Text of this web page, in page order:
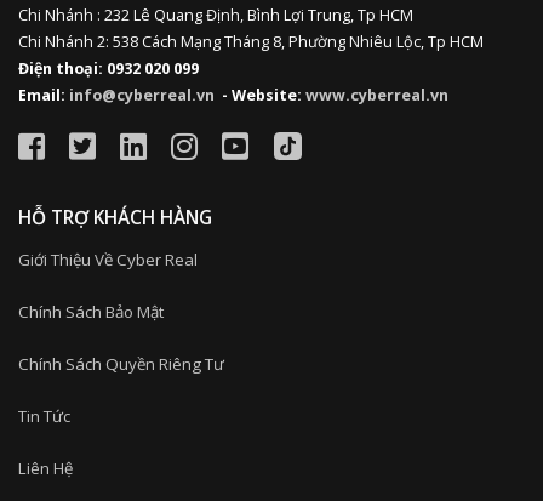
Chi Nhánh : 232 Lê Quang Định,Bình Lợi Trung,Tp HCM
Chi Nhánh 2: 538 Cách Mạng Tháng 8, Phường Nhiêu Lộc, Tp HCM
Điện thoại: 0932 020 099
Email: info@cyberreal.vn - Website: www.cyberreal.vn
HỖ TRỢ KHÁCH HÀNG
Giới Thiệu Về Cyber Real
Chính Sách Bảo Mật
Chính Sách Quyền Riêng Tư
Tin Tức
Liên Hệ